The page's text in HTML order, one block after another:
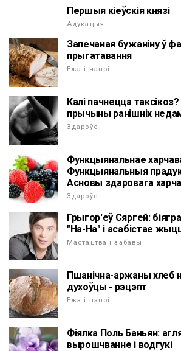
Першыя кіеўскія князі
Адукацыя
Запечаная бужаніну ў
прыгатавання
Ежа і напоі
Калі пачнецца
прычыны ранішніх
Здароўе
Функцыянальнае
Функцыянальныя
Асновы здаровага
Здароўе
Грыгор'еў Сяргей:
"На-На" і асабістае
Мастацтва і забавы
Пшанічна-аржаны хлеб
духоўцы - рэцэпт
Ежа і напоі
Фіялка Поль Баньян:
вырошчванне і водгукі